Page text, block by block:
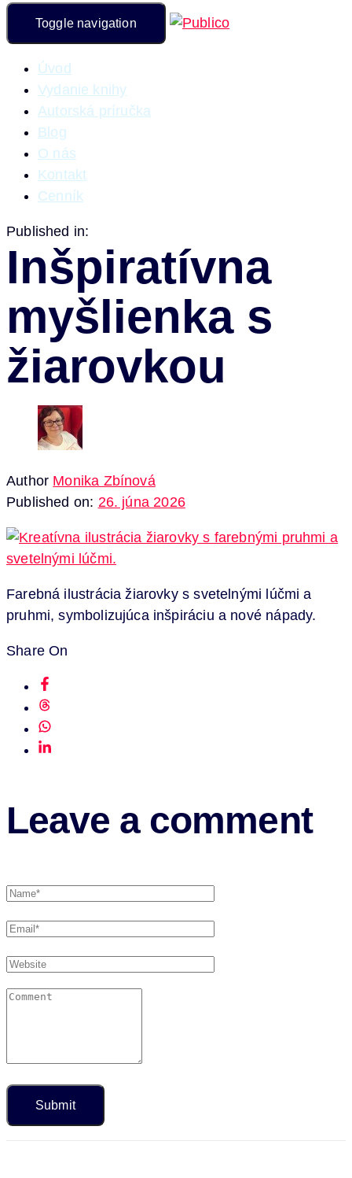
Toggle navigation
Úvod
Vydanie knihy
Autorská príručka
Blog
O nás
Kontakt
Cenník
Published in:
Inšpiratívna
myšlienka s
žiarovkou
Author Monika Zbínová
Published on: 26. júna 2026
Farebná ilustrácia žiarovky s svetelnými lúčmi a
pruhmi, symbolizujúca inšpiráciu a nové nápady.
Share On
Leave a comment